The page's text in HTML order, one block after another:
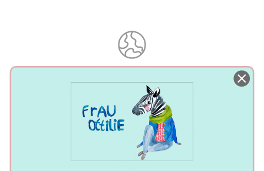
Lokale Produktion in DE und AT